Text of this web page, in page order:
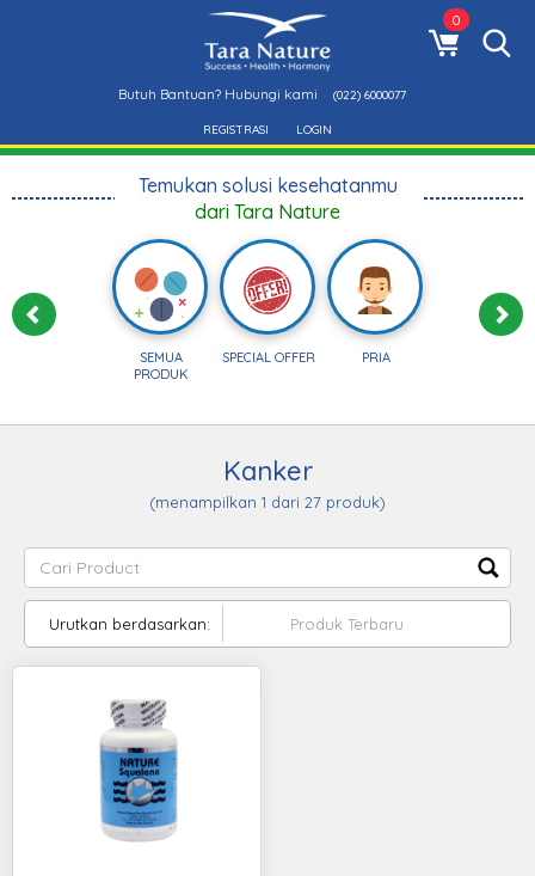
0
Butuh Bantuan? Hubungi kami (022) 6000077
REGISTRASI LOGIN
Temukan solusi kesehatanmu
dari Tara Nature
SEMUA
PRODUK
SPECIAL OFFER PRIA
Kanker
(menampilkan 1 dari 27 produk)
Urutkan berdasarkan: